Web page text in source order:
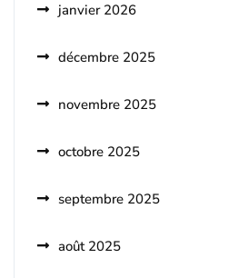
janvier 2026
décembre 2025
novembre 2025
octobre 2025
septembre 2025
août 2025